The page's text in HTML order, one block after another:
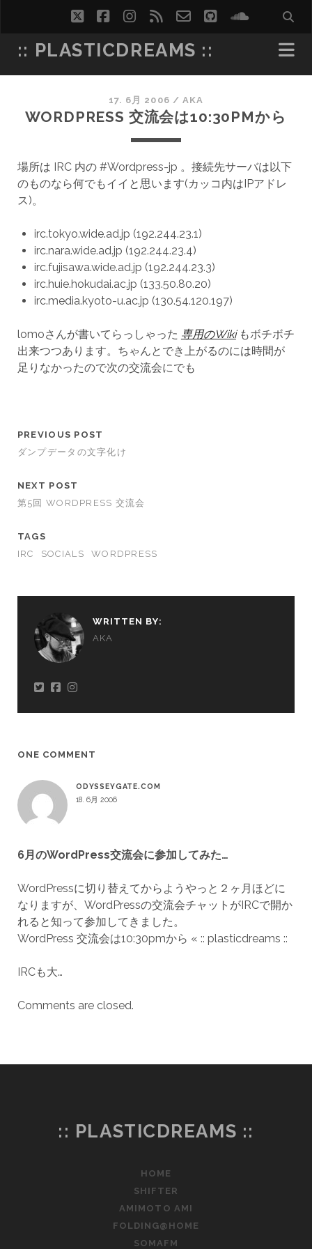
twitterfacebookinstagram
rss email-
form
github
:: PLASTICDREAMS ::
17. 6月 2006 / AKA
WORDPRESS 交流会は10:30PMから
場所は IRC 内の #Wordpress-jp 。接続先サーバは以下
のものなら何でもイイと思います(カッコ内はIPアドレ
ス)。
irc.tokyo.wide.ad.jp (192.244.23.1)
irc.nara.wide.ad.jp (192.244.23.4)
irc.fujisawa.wide.ad.jp (192.244.23.3)
irc.huie.hokudai.ac.jp (133.50.80.20)
irc.media.kyoto-u.ac.jp (130.54.120.197)
lomoさんが書いてらっしゃった 専用のWikiもボチボチ
出来つつあります。ちゃんとでき上がるのには時間が
足りなかったので次の交流会にでも
PREVIOUS POST
ダンプデータの文字化け
NEXT POST
第5回 WORDPRESS 交流会
TAGS
IRC
SOCIALS WORDPRESS
WRITTEN BY:
AKA
ONE COMMENT
ODYSSEYGATE.COM
18. 6月 2006
6月のWordPress交流会に参加してみた…
WordPressに切り替えてからようやっと２ヶ月ほどに
なりますが、WordPressの交流会チャットがIRCで開か
れると知って参加してきました。
WordPress 交流会は10:30pmから « :: plasticdreams ::
IRCも大…
Comments are closed.
:: PLASTICDREAMS ::
HOME
SHIFTER
AMIMOTO AMI
FOLDING@HOME
SOMAFM